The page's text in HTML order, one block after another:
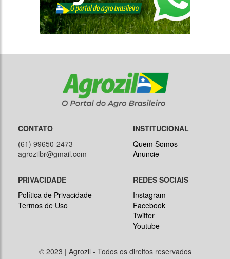
CONTATO
(61) 99650-2473
agrozilbr@gmail.com
INSTITUCIONAL
Quem Somos
Anuncie
PRIVACIDADE
Política de Privacidade
Termos de Uso
REDES SOCIAIS
Instagram
Facebook
Twitter
Youtube
© 2023 | Agrozil - Todos os direitos reservados